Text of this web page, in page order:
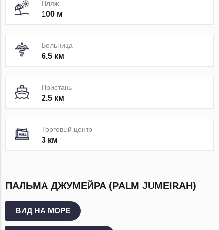
Пляж
100 м
Больница
6.5 км
Пристань
2.5 км
Торговый центр
3 км
ПАЛЬМА ДЖУМЕЙРА (PALM JUMEIRAH)
ВИД НА МОРЕ